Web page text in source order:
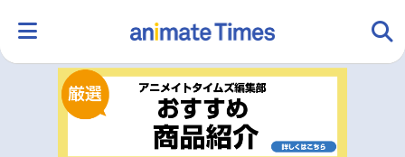
ランキング アニメ